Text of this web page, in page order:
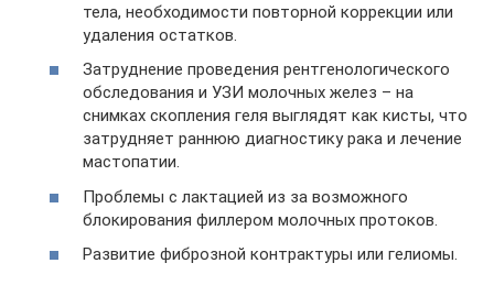
тела, необходимости повторной коррекции или
удаления остатков.
Затруднение проведения рентгенологического
обследования и УЗИ молочных желез – на
снимках скопления геля выглядят как кисты, что
затрудняет раннюю диагностику рака и лечение
мастопатии.
Проблемы с лактацией из за возможного
блокирования филлером молочных протоков.
Развитие фиброзной контрактуры или гелиомы.